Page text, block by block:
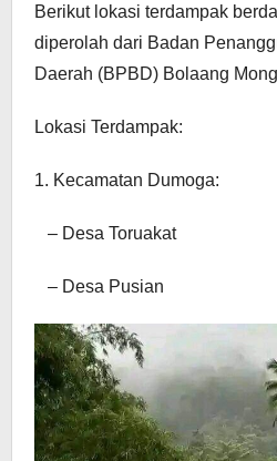
Berikut lokasi terdampak
diperolah dari Badan
Daerah (BPBD) Bolaang
Lokasi Terdampak:
1. Kecamatan Dumoga:
– Desa Toruakat
– Desa Pusian